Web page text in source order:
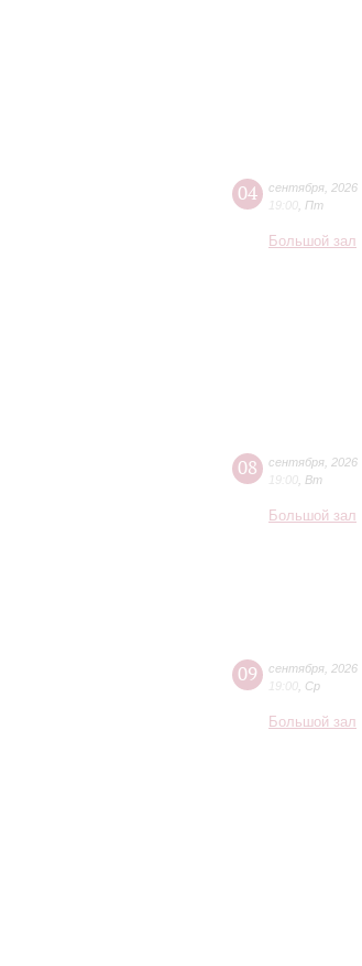
04 сентября 2026
19:00 Пт
Большой зал
08 сентября 2026
19:00 Вт
Большой зал
09 сентября 2026
19:00 Ср
Большой зал